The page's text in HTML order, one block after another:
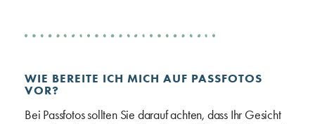
WIE BEREITE ICH MICH AUF PASSFOTOS
VOR?
Bei Passfotos sollten Sie darauf achten, dass Ihr Gesicht